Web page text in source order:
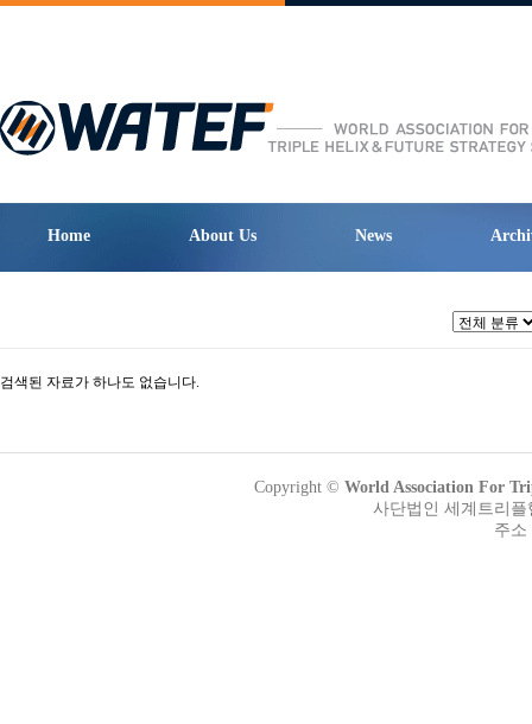
Home About Us News
검색된 자료가 하나도 없습니다.
Copyright © World Association For
사단법인 세계트리
주소